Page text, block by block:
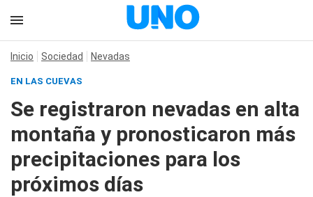
Inicio Sociedad Nevadas
EN LAS CUEVAS
Se registraron nevadas en alta
montaña y pronosticaron más
precipitaciones para los
próximos días